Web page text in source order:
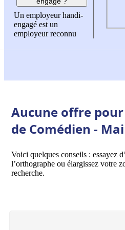
Un employeur handi-
engagé est un
employeur reconnu
Aucune offre
de Comédien -
Voici quelques conseils : essayez
l’orthographe ou élargissez votre
recherche.